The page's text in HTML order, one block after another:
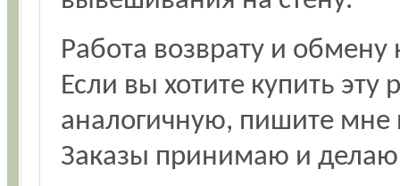
Работа возврату и
Если вы хотите купить эту
аналогичную, пишите мне
Заказы принимаю и